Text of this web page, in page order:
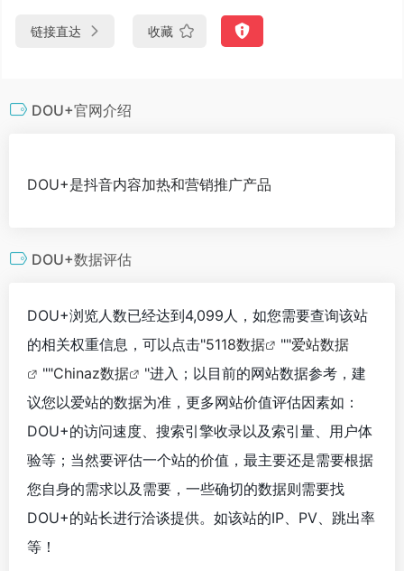
链接直达 收藏
DOU+官网介绍
DOU+是抖音内容加热和营销推广产品
DOU+数据评估
DOU+浏览人数已经达到4,099人，如您需要查询该站
的相关权重信息，可以点击"5118数据 ""爱站数据
""Chinaz数据
"进入；以目前的网站数据参考，建
议您以爱站的数据为准，更多网站价值评估因素如：
DOU+的访问速度、搜索引擎收录以及索引量、用户体
验等；当然要评估一个站的价值，最主要还是需要根据
您自身的需求以及需要，一些确切的数据则需要找
DOU+的站长进行洽谈提供。如该站的IP、PV、跳出率
等！